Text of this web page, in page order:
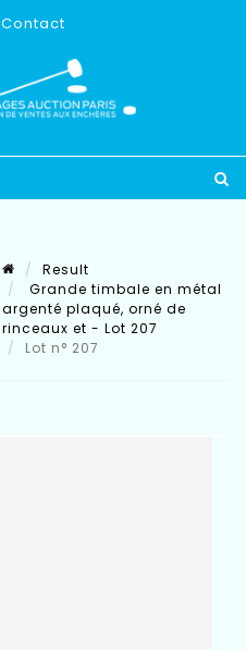
Contact
Result
Grande timbale en métal
argenté plaqué, orné de
rinceaux et - Lot 207
Lot n° 207